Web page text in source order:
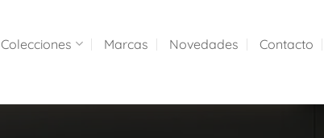
Colecciones Marcas Novedades Contacto